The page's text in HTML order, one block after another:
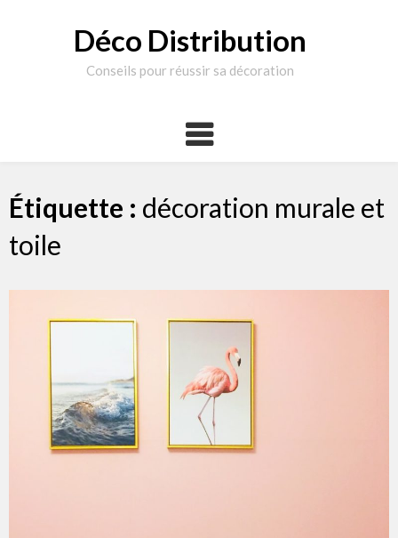
Déco Distribution
Conseils pour réussir sa décoration
Étiquette : décoration murale et
toile